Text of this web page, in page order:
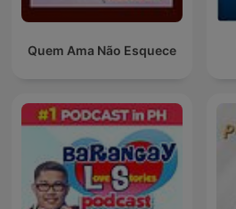
Quem Ama Não Esquece